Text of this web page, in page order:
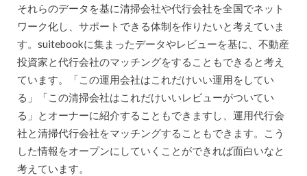
それらのデータを基に清掃会社や代行会社を全国でネット
ワーク化し、サポートできる体制を作りたいと考えていま
す。suitebookに集まったデータやレビューを基に、不動産
投資家と代行会社のマッチングをすることもできると考え
ています。「この運用会社はこれだけいい運用をしてい
る」「この清掃会社はこれだけいいレビューがついてい
る」とオーナーに紹介することもできますし、運用代行会
社と清掃代行会社をマッチングすることもできます。こう
した情報をオープンにしていくことができれば面白いなと
考えています。